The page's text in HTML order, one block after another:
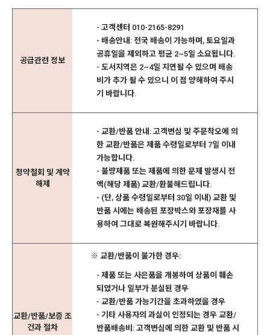
공급관련 정보
- 고객센터 010-2165-8291
- 배송안내: 전국 배송이 가능하며, 토요일과
공휴일을 제외하고 평균 2~5일 소요됩니다.
- 도서지역은 2~4일 지연될 수 있으며 배송
비가 추가 될 수 있으니 이 점 양해하여 주시
기 바랍니다.
청약철회 및 계약
해제
- 교환/반품 안내: 고객변심 및 주문착오에 의
한 교환/반품은 제품 수령일로부터 7일 이내
가능합니다.
- 불량제품 또는 제품에 의한 문제 발생시 전
액(해당 제품) 교환/환불해드립니다.
- (단, 상품 수령일로부터 30일 이내) 교환 및
반품 시에는 배송된 포장박스와 포장재를 사
용하여 그대로 복원해주시기 바랍니다.
교환/반품/보증 조
건과 절차
※ 교환/반품이 불가한 경우:
- 제품 또는 사은품을 개봉하여 상품이 훼손
되었거나 일부가 분실된 경우
- 교환/반품 가능기간을 초과하였을 경우
- 기타 사용자의 과실이 인정되는 경우 교환/
반품배송비: 고객변심에 의한 교환 및 반품 시